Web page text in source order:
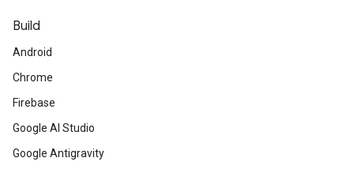
Build
Android
Chrome
Firebase
Google AI Studio
Google Antigravity